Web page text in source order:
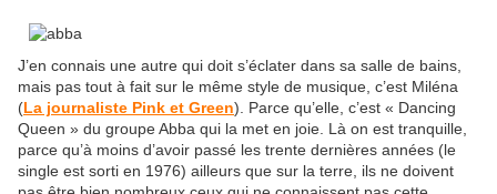
J’en connais une autre qui doit s’éclater dans sa salle de bains,
mais pas tout à fait sur le même style de musique, c’est Miléna
(La journaliste Pink et Green).
Parce qu’elle, c’est « Dancing
Queen » du groupe Abba qui la met en joie. Là on est tranquille,
parce qu’à moins d’avoir passé les trente dernières années (le
single est sorti en 1976) ailleurs que sur la terre, ils ne doivent